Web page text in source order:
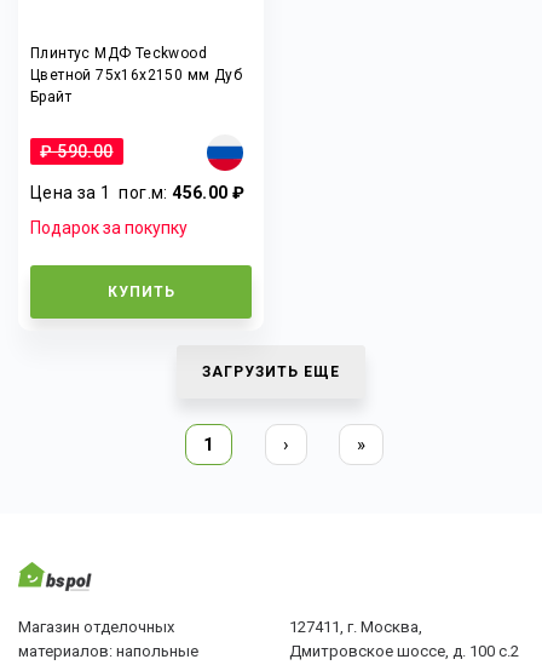
Плинтус МДФ Teckwood
Цветной 75x16x2150 мм Дуб
Брайт
₽ 590.00
Цена за 1пог.м:456.00 ₽
Подарок за покупку
КУПИТЬ
ЗАГРУЗИТЬ ЕЩЕ
1 › »
Магазин отделочных
материалов: напольные
127411, г. Москва,
Дмитровское шоссе, д. 100 с.2